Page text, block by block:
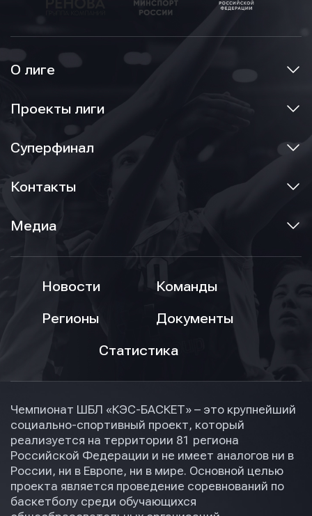
О лиге
Проекты лиги
Суперфинал
Контакты
Медиа
Новости
Команды
Регионы
Документы
Статистика
Чемпионат ШБЛ «КЭС-БАСКЕТ» – это крупнейший
социально-спортивный проект, который
реализуется на территории 81 региона
Российской Федерации и не имеет аналогов ни в
России, ни в Европе, ни в мире. Основной целью
проекта является проведение соревнований по
баскетболу среди обучающихся